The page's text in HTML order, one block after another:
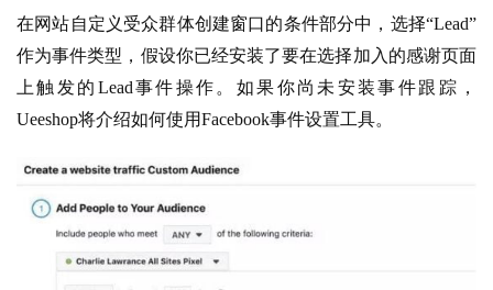
在网站自定义受众群体创建窗口的条件部分中，选择“Lead”
作为事件类型，假设你已经安装了要在选择加入的感谢页面
上触发的Lead事件操作。如果你尚未安装事件跟踪，
Ueeshop将介绍如何使用Facebook事件设置工具。